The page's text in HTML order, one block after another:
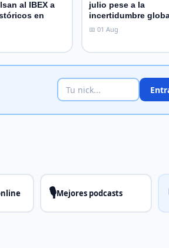
al IBEX a
en
julio pese a la
incertidumbre
📅 01 Aug
🎙️Mejores podcasts